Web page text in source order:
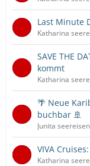
Last Minute
Katharina
SAVE THE
kommt
Katharina
🌴 Neue
buchbar 🚢
Junita
VIVA
Katharina